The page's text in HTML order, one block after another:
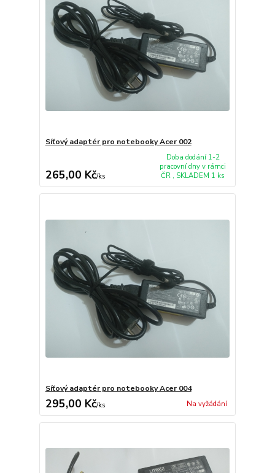
Síťový adaptér pro notebooky Acer 002
265,00 Kč/ks
Doba dodání 1-2
pracovní dny v rámci
ČR , SKLADEM 1 ks
Síťový adaptér pro notebooky Acer 004
295,00 Kč/ks Na vyžádání